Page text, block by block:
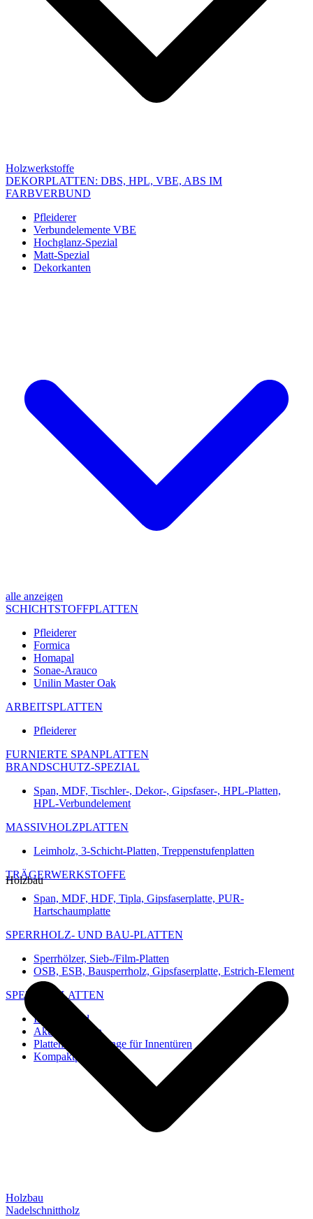
Holzwerkstoffe
DEKORPLATTEN: DBS, HPL, VBE, ABS IM
FARBVERBUND
Pfleiderer
Verbundelemente VBE
Hochglanz-Spezial
Matt-Spezial
Dekorkanten
alle anzeigen
SCHICHTSTOFFPLATTEN
Pfleiderer
Formica
Homapal
Sonae-Arauco
Unilin Master Oak
ARBEITSPLATTEN
Pfleiderer
FURNIERTE SPANPLATTEN
BRANDSCHUTZ-SPEZIAL
Span, MDF, Tischler-, Dekor-, Gipsfaser-, HPL-Platten,
HPL-Verbundelement
MASSIVHOLZPLATTEN
Leimholz, 3-Schicht-Platten, Treppenstufenplatten
TRÄGERWERKSTOFFE
Span, MDF, HDF, Tipla, Gipsfaserplatte, PUR-
Hartschaumplatte
SPERRHOLZ- UND BAU-PLATTEN
Sperrhölzer, Sieb-/Film-Platten
OSB, ESB, Bausperrholz, Gipsfaserplatte, Estrich-Element
SPEZIAL-PLATTEN
Imi-Verbund
Akustik-Platten
Platten und Rohlinge für Innentüren
Kompaktplatten
Holzbau
Holzbau
Nadelschnittholz